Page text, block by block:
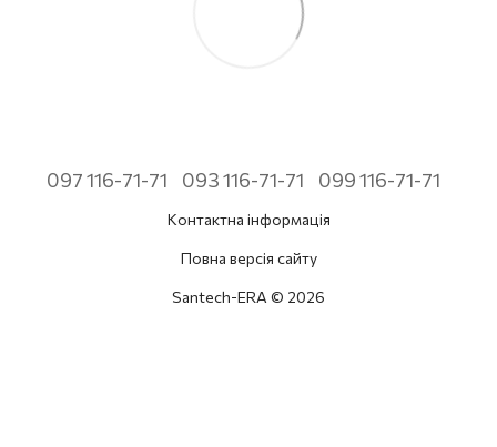
097 116-71-71 093 116-71-71 099 116-71-71
Контактна інформація
Повна версія сайту
Santech-ERA © 2026